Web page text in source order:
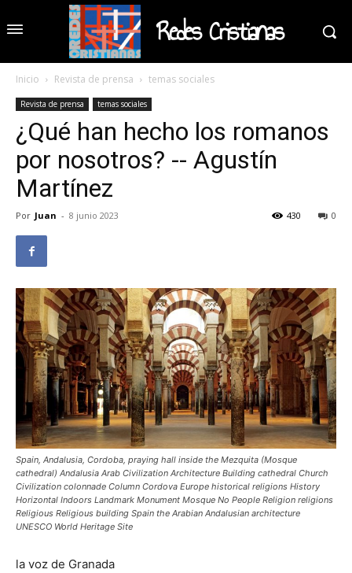
Redes Cristianas
Inicio Revista de prensa temas sociales
Revista de prensa temas sociales
¿Qué han hecho los romanos
por nosotros? -- Agustín
Martínez
Por Juan - 8 junio 2023 0
430
Spain, Andalusia, Cordoba, praying hall inside the Mezquita (Mosque
cathedral) Andalusia Arab Civilization Architecture Building cathedral Church
Civilization colonnade Column Cordova Europe historical religions History
Horizontal Indoors Landmark Monument Mosque No People Religion religions
Religious Religious building Spain the Arabian Andalusian architecture
UNESCO World Heritage Site
la voz de Granada